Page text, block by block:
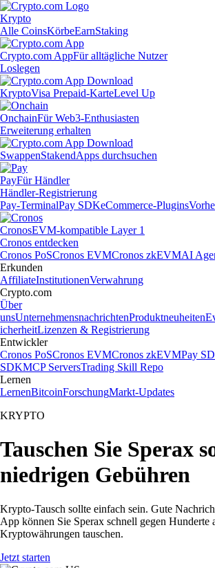
Krypto
Alle CoinsKörbeEarnStaking
Crypto.com AppFür alltägliche Nutzer
Loslegen
KryptoVisa Prepaid-KarteLevel Up
OnchainFür Web3-Enthusiasten
Erweiterung erhalten
SwappenStakendApps durchsuchen
PayFür Händler
Händler-Registrierung
Pay-TerminalPay SDKeCommerce-Plugins
CronosEVM-kompatible Layer 1
Cronos entdecken
Cronos PoSCronos EVMCronos zkEVMAI
Erkunden
AffiliateInstitutionenVerwahrung
Crypto.com
Über
unsUnternehmensnachrichtenProduktneuheiten
icherheitLizenzen & Registrierung
Entwickler
Cronos PoSCronos EVMCronos zkEVMPay
SDKMCP ServersTrading Skill Repo
Lernen
LernenBitcoinForschungMarkt-Updates
KRYPTO
Tauschen Sie Sperax
niedrigen Gebühren
Krypto-Tausch sollte einfach sein. Gute
App können Sie Sperax schnell gegen Hunderte
Kryptowährungen tauschen.
Jetzt starten